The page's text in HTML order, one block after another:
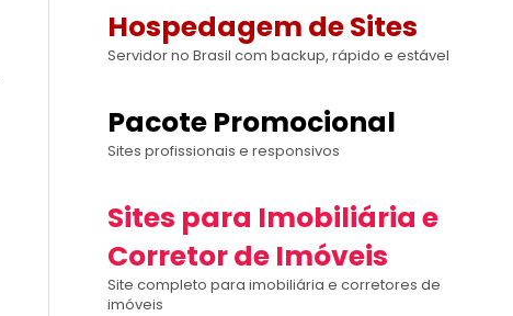
Hospedagem de Sites
Servidor no Brasil com backup, rápido e estável
Pacote Promocional
Sites profissionais e responsivos
Sites para Imobiliária e
Corretor de Imóveis
Site completo para imobiliária e corretores de
imóveis